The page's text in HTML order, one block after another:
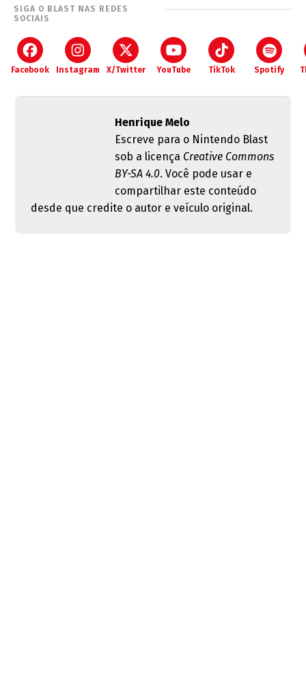
SIGA O BLAST NAS REDES
SOCIAIS
Facebook Instagram X/Twitter YouTube TikTok Spotify
Henrique Melo
Escreve para o Nintendo Blast
sob a licença Creative Commons
BY-SA 4.0. Você pode usar e
compartilhar este conteúdo
desde que credite o autor e veículo original.